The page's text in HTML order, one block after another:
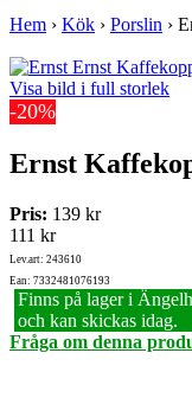
Hem › Kök › Porslin ›
Visa bild i full storlek
-20%
Ernst
Pris: 139 kr
111 kr
Lev.art: 243610
Ean: 7332481076193
Finns på lager i
och kan skickas idag.
Fråga om denna